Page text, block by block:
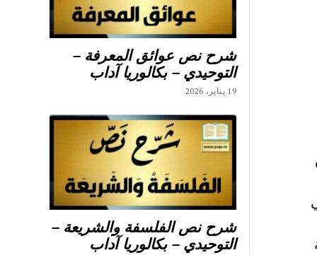
شرح نص عوائق المعرفة –
التوحيدي – بكالوريا آداب
19 يناير، 2026
شرح نص الفلسفة والشريعة –
التوحيدي – بكالوريا آداب